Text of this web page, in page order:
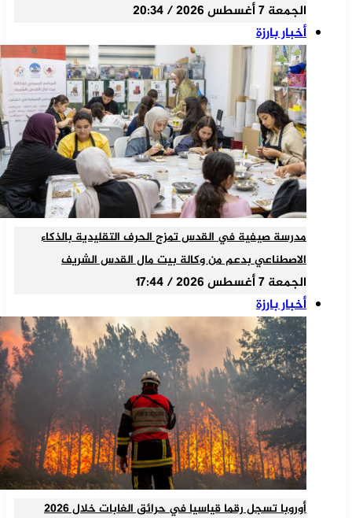
الجمعة 7 أغسطس 2026 / 20:34
أخبار بارزة
مدرسة صيفية في القدس تمزج الحرف التقليدية بالذكاء
الاصطناعي بدعم من وكالة بيت مال القدس الشريف
الجمعة 7 أغسطس 2026 / 17:44
أخبار بارزة
أوروبا تسجل رقما قياسيا في حرائق الغابات خلال 2026